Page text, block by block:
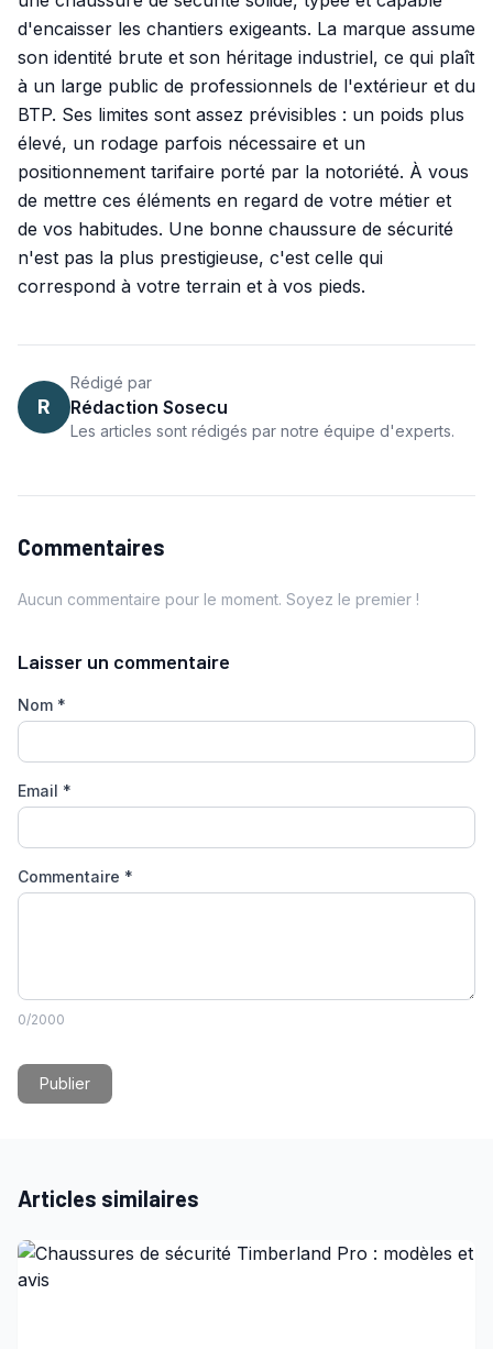
d'encaisser les chantiers exigeants. La marque assume
son identité brute et son héritage industriel, ce qui plaît
à un large public de professionnels de l'extérieur et du
BTP. Ses limites sont assez prévisibles : un poids plus
élevé, un rodage parfois nécessaire et un
positionnement tarifaire porté par la notoriété. À vous
de mettre ces éléments en regard de votre métier et
de vos habitudes. Une bonne chaussure de sécurité
n'est pas la plus prestigieuse, c'est celle qui
correspond à votre terrain et à vos pieds.
R
Rédigé par
Rédaction Sosecu
Les articles sont rédigés par notre équipe d'experts.
Commentaires
Aucun commentaire pour le moment. Soyez le premier !
Laisser un commentaire
Nom *
Email *
Commentaire *
0/2000
Publier
Articles similaires